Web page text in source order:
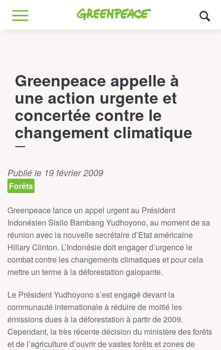
Greenpeace
MENU
Greenpeace appelle à
une action urgente et
concertée contre le
changement climatique
Publié le 19 février 2009
Forêts
Greenpeace lance un appel urgent au Président
Indonésien Sisilo Bambang Yudhoyono, au moment de sa
réunion avec la nouvelle secrétaire d’Etat américaine
Hillary Clinton. L’Indonésie doit engager d’urgence le
combat contre les changements climatiques et pour cela
mettre un terme à la déforestation galopante.
Le Président Yudhoyono s’est engagé devant la
communauté internationale à réduire de moitié les
émissions dues à la déforestation à partir de 2009.
Cependant, la très récente décision du ministère des forêts
et de l’agriculture d’ouvrir de vastes forêts et zones de